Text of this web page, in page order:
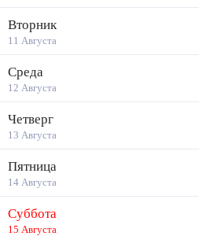
Вторник
11 Августа
Среда
12 Августа
Четверг
13 Августа
Пятница
14 Августа
Суббота
15 Августа